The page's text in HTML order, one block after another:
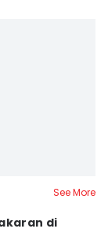
See More
di